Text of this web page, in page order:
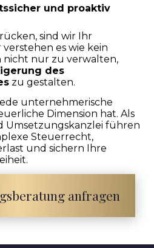
und proaktiv
sind wir Ihr
es wie kein
nicht nur zu verwalten,
des
zu gestalten.
unternehmerische
Dimension hat. Als
Umsetzungskanzlei führen
Steuerrecht,
und sichern Ihre
anfragen